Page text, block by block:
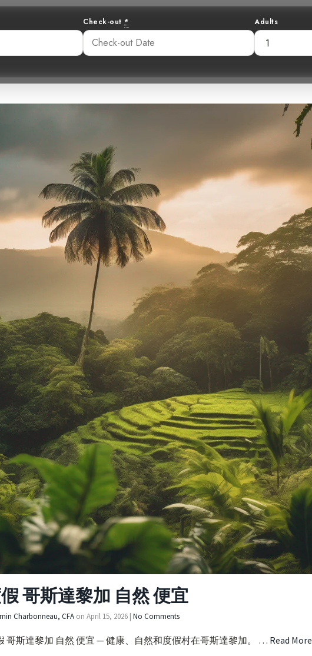
Check-out * Adults
哥斯達黎加 自然 便宜
Charbonneau, CFA on April 15, 2026 | No Comments
哥斯達黎加 自然 便宜 — 健康、自然和度假村在哥斯達黎加。 … Read More